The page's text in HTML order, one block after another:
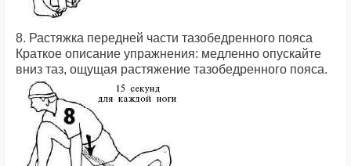
8. Растяжка передней части тазобедренного пояса
Краткое описание упражнения: медленно опускайте
вниз таз, ощущая растяжение тазобедренного пояса.